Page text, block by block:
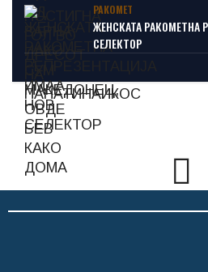
РАКОМЕТ
ЖЕНСКАТА РАКОМЕТНА
СЕЛЕКТОР